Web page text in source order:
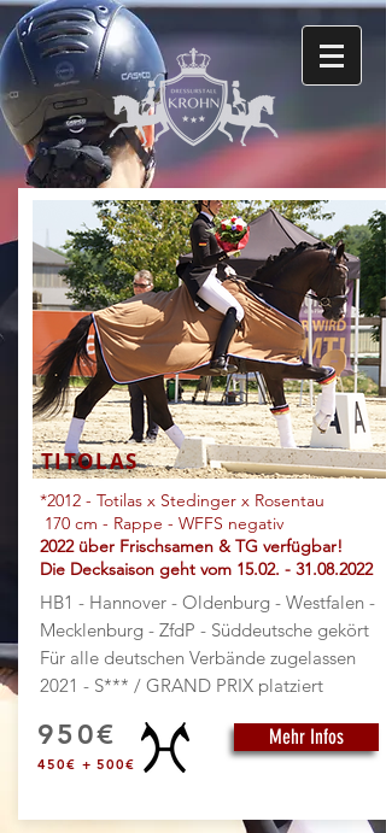
TITOLAS
*2012 - Totilas x Stedinger x Rosentau
170 cm - Rappe - WFFS negativ
2022 über Frischsamen & TG verfügbar!
Die Decksaison geht vom 15.02. - 31.08.2022
HB1 - Hannover - Oldenburg - Westfalen -
Mecklenburg - ZfdP - Süddeutsche gekört
Für alle deutschen Verbände zugelassen
2021 - S*** / GRAND PRIX platziert
950€
450€ + 500€
Mehr Infos